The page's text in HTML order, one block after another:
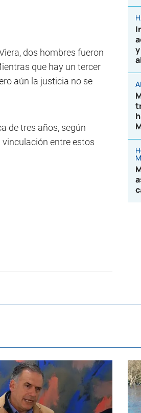
dos hombres fueron
que hay un tercer
aún la justicia no se
de tres años, según
entre estos